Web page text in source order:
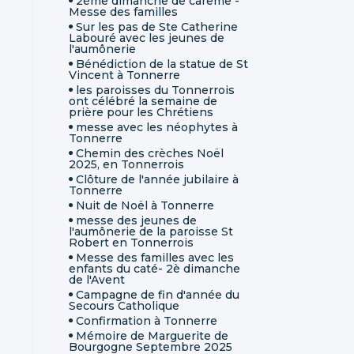
Messe des familles
Sur les pas de Ste Catherine
Labouré avec les jeunes de
l'aumônerie
Bénédiction de la statue de St
Vincent à Tonnerre
les paroisses du Tonnerrois
ont célébré la semaine de
prière pour les Chrétiens
messe avec les néophytes à
Tonnerre
Chemin des crèches Noël
2025, en Tonnerrois
Clôture de l'année jubilaire à
Tonnerre
Nuit de Noël à Tonnerre
messe des jeunes de
l'aumônerie de la paroisse St
Robert en Tonnerrois
Messe des familles avec les
enfants du caté- 2è dimanche
de l'Avent
Campagne de fin d'année du
Secours Catholique
Confirmation à Tonnerre
Mémoire de Marguerite de
Bourgogne Septembre 2025